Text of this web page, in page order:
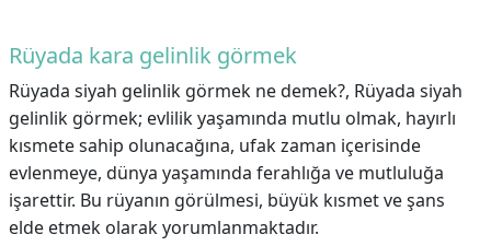
Rüyada kara gelinlik görmek
Rüyada siyah gelinlik görmek ne demek?, Rüyada siyah
gelinlik görmek; evlilik yaşamında mutlu olmak, hayırlı
kısmete sahip olunacağına, ufak zaman içerisinde
evlenmeye, dünya yaşamında ferahlığa ve mutluluğa
işarettir. Bu rüyanın görülmesi, büyük kısmet ve şans
elde etmek olarak yorumlanmaktadır.